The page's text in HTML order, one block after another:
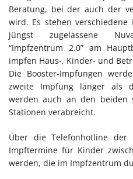
Beratung, bei der auch der
wird. Es stehen
jüngst zugelassene
“Impfzentrum 2.0” am
impfen Haus-, Kinder- und
Die Booster-Impfungen
zweite Impfung länger als
werden auch an den beiden
Stationen verabreicht.
Über die Telefonhotline der
Impftermine für Kinder
werden, die im Impfzentrum